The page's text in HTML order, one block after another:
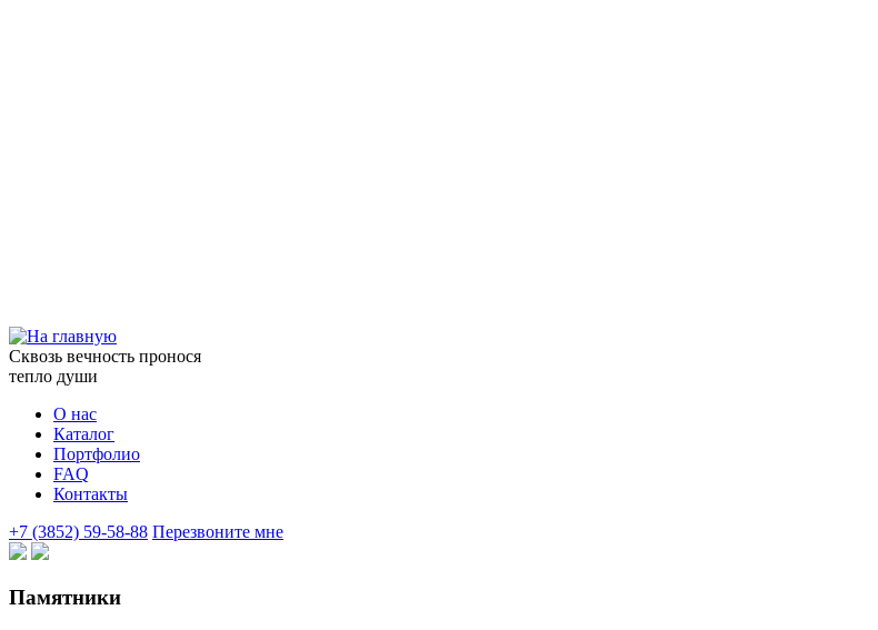
Сквозь вечность пронося
тепло души
О нас
Каталог
Портфолио
FAQ
Контакты
+7 (3852) 59-58-88 Перезвоните мне
Памятники